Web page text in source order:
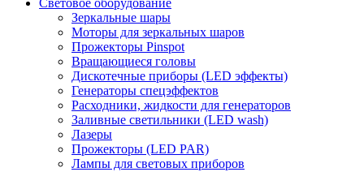
Световое оборудование
Зеркальные шары
Моторы для зеркальных шаров
Прожекторы Pinspot
Вращающиеся головы
Дискотечные приборы (LED эффекты)
Генераторы спецэффектов
Расходники, жидкости для генераторов
Заливные светильники (LED wash)
Лазеры
Прожекторы (LED PAR)
Лампы для световых приборов